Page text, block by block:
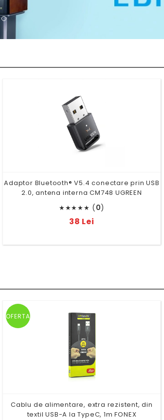
Adaptor Bluetooth® V5.4 conectare prin USB
2.0, antena interna CM748 UGREEN
★★★★★ (0)
38 Lei
OFERTA
Cablu de alimentare, extra rezistent, din
textil USB-A la TypeC, 1m FONEX